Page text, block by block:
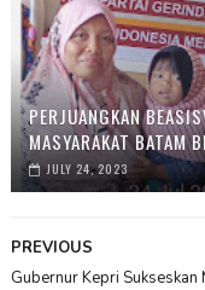
PERJUANGKAN
MASYARAKAT BATAM
JULY 24, 2023
PREVIOUS
Gubernur Kepri Sukseskan